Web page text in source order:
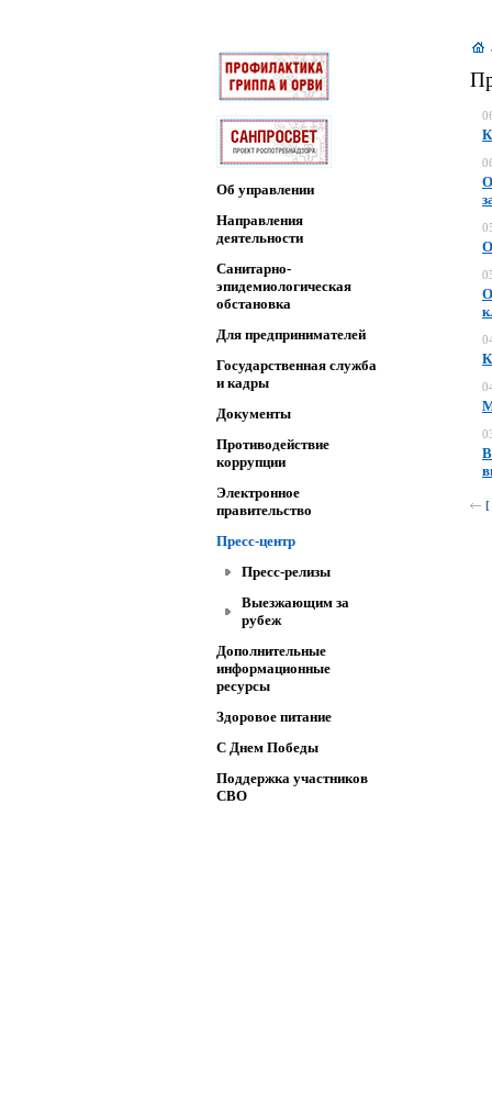
Об управлении
Направления
деятельности
Санитарно-
эпидемиологическая
обстановка
Для предпринимателей
Государственная служба
и кадры
Документы
Противодействие
коррупции
Электронное
правительство
Пресс-центр
Пресс-релизы
Выезжающим за
рубеж
Дополнительные
информационные
ресурсы
Здоровое питание
C Днем Победы
Поддержка участников
СВО
О